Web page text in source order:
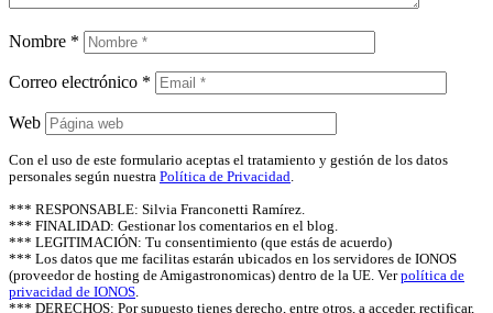
Nombre *
Correo electrónico *
Web
Con el uso de este formulario aceptas el tratamiento y gestión de los datos
personales según nuestra Política de Privacidad.
*** RESPONSABLE: Silvia Franconetti Ramírez.
*** FINALIDAD: Gestionar los comentarios en el blog.
*** LEGITIMACIÓN: Tu consentimiento (que estás de acuerdo)
*** Los datos que me facilitas estarán ubicados en los servidores de IONOS
(proveedor de hosting de Amigastronomicas) dentro de la UE. Verpolítica de
privacidad de IONOS.
*** DERECHOS: Por supuesto tienes derecho, entre otros, a acceder, rectificar,